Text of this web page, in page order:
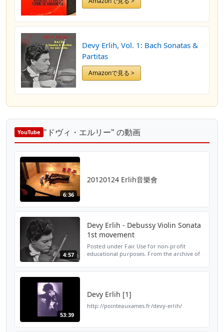
Devy Erlih, Vol. 1: Bach Sonatas &
Partitas
Amazonで見る >
YouTube "ドヴィ・エルリー" の動画
6:36
20120124 Erlih音樂會
4:57
Devy Erlih - Debussy Violin Sonata
1st movement
Posted under Fair Use for non-profit
educational purposes. From the archive of
53:39
Devy Erlih [1]
http://pointeauxames.fr/devy-erlih/